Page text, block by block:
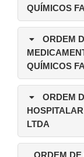
QUÍMICOS
ORDEM
QUÍMICOS
ORDEM
LTDA